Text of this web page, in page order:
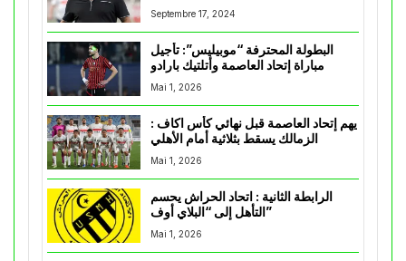
Septembre 17, 2024
البطولة المحترفة “موبيليس”: تأجيل
مباراة إتحاد العاصمة وأتلتيك بارادو
Mai 1, 2026
يهم إتحاد العاصمة قبل نهائي كأس اكاف :
Mai 1, 2026
الرابطة الثانية : اتحاد الحراش يحسم
التأهل إلى “البلاي أوف”
Mai 1, 2026